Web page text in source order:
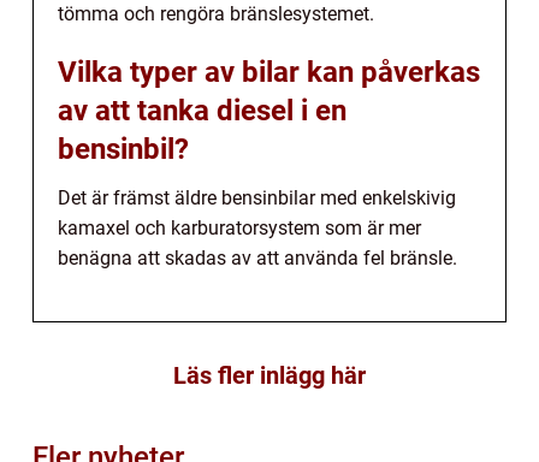
tömma och rengöra bränslesystemet.
Vilka typer av bilar kan påverkas
av att tanka diesel i en
bensinbil?
Det är främst äldre bensinbilar med enkelskivig
kamaxel och karburatorsystem som är mer
benägna att skadas av att använda fel bränsle.
Läs fler inlägg här